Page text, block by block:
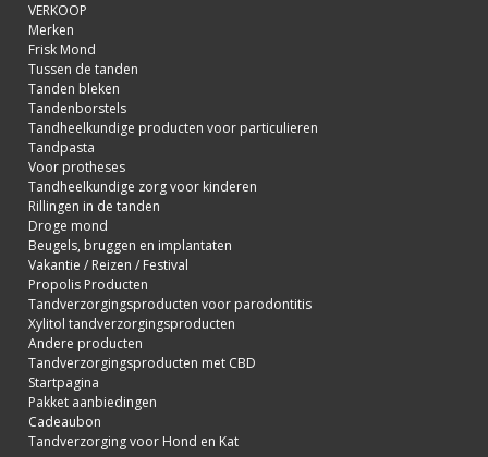
VERKOOP
Merken
Frisk Mond
Tussen de tanden
Tanden bleken
Tandenborstels
Tandheelkundige producten voor particulieren
Tandpasta
Voor protheses
Tandheelkundige zorg voor kinderen
Rillingen in de tanden
Droge mond
Beugels, bruggen en implantaten
Vakantie / Reizen / Festival
Propolis Producten
Tandverzorgingsproducten voor parodontitis
Xylitol tandverzorgingsproducten
Andere producten
Tandverzorgingsproducten met CBD
Startpagina
Pakket aanbiedingen
Cadeaubon
Tandverzorging voor Hond en Kat